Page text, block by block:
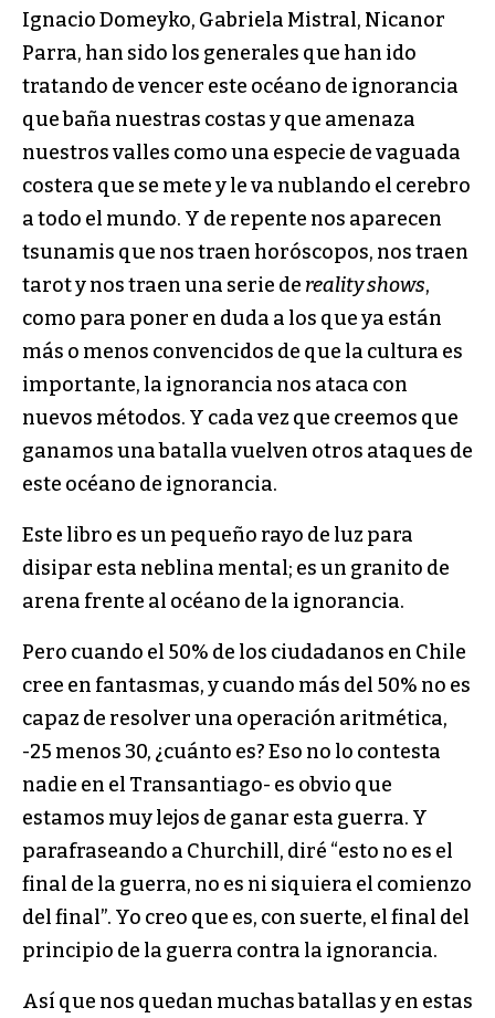
Ignacio Domeyko, Gabriela Mistral, Nicanor
Parra, han sido los generales que han ido
tratando de vencer este océano de ignorancia
que baña nuestras costas y que amenaza
nuestros valles como una especie de vaguada
costera que se mete y le va nublando el cerebro
a todo el mundo. Y de repente nos aparecen
tsunamis que nos traen horóscopos, nos traen
tarot y nos traen una serie de reality shows,
como para poner en duda a los que ya están
más o menos convencidos de que la cultura es
importante, la ignorancia nos ataca con
nuevos métodos. Y cada vez que creemos que
ganamos una batalla vuelven otros ataques de
este océano de ignorancia.
Este libro es un pequeño rayo de luz para
disipar esta neblina mental; es un granito de
arena frente al océano de la ignorancia.
Pero cuando el 50% de los ciudadanos en Chile
cree en fantasmas, y cuando más del 50% no es
capaz de resolver una operación aritmética,
-25 menos 30, ¿cuánto es? Eso no lo contesta
nadie en el Transantiago- es obvio que
estamos muy lejos de ganar esta guerra. Y
parafraseando a Churchill, diré “esto no es el
final de la guerra, no es ni siquiera el comienzo
del final”. Yo creo que es, con suerte, el final del
principio de la guerra contra la ignorancia.
Así que nos quedan muchas batallas y en estas